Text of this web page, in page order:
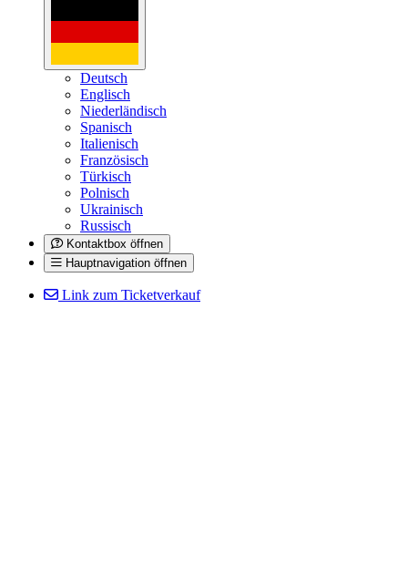
Deutsch
Englisch
Niederländisch
Spanisch
Italienisch
Französisch
Türkisch
Polnisch
Ukrainisch
Russisch
Kontaktbox öffnen
Hauptnavigation öffnen
Link zum Ticketverkauf